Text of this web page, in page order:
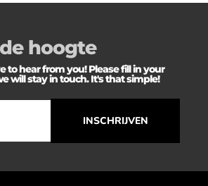
hoogte
to hear from you! Please fill in your
will stay in touch. It's that simple!
INSCHRIJVEN